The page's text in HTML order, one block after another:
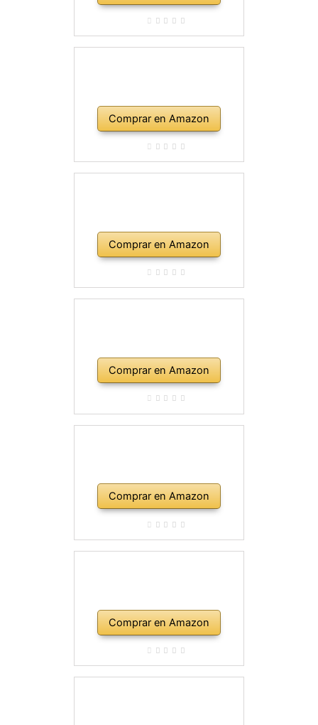
Comprar en Amazon
Comprar en Amazon
Comprar en Amazon
Comprar en Amazon
Comprar en Amazon